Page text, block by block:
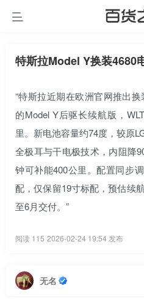
特斯拉Model Y换装4680
“特斯拉近期在欧洲官网推出
的Model Y后驱长续航版，
里。新电池容量约74度，较原
全极耳与干电极技术，内阻降
钟可补能400公里。配置同步
配，仅保留19寸标配，预估续
至6月交付。”
阅读 115 2026-02-24 19:54 发布
无名